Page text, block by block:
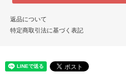
返品について
特定商取引法に基づく表記